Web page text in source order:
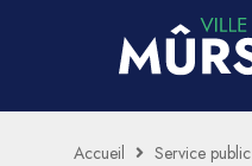
Accueil Service public